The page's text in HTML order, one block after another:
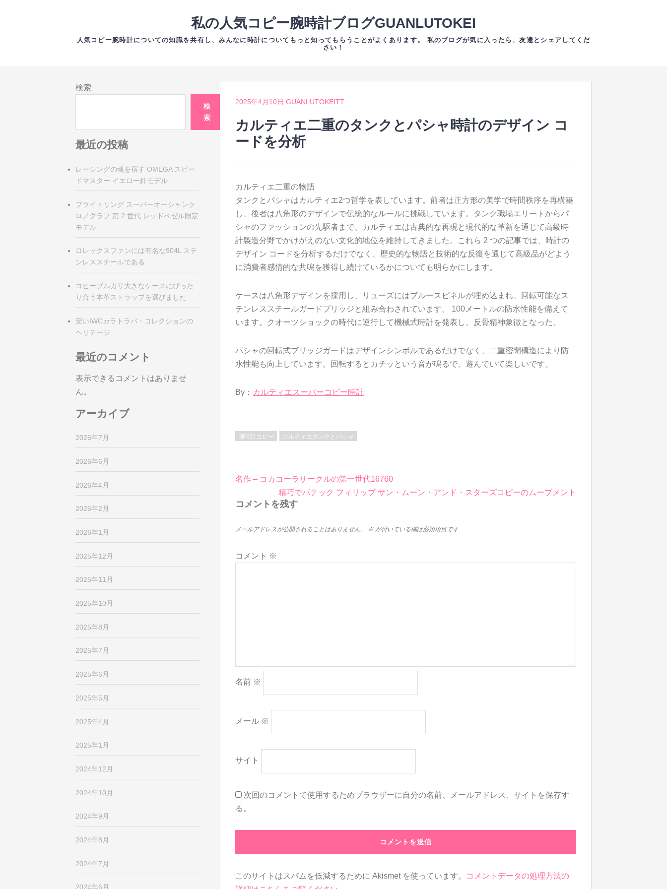
私の人気コピー腕時計ブログGUANLUTOKEI
人気コピー腕時計についての知識を共有し、みんなに時計についてもっと知ってもらうことがよくあります。 私のブログが気に入ったら、友達とシェアしてくだ
さい！
ン
へ
キ
プ
2025年4月10日 GUANLUTOKEITT
カルティエ二重のタンクとパシャ時計のデザイン コ
ードを分析
カルティエ二重の物語
タンクとパシャはカルティエ2つ哲学を表しています。前者は正方形の美学で時間秩序を再構築
し、後者は八角形のデザインで伝統的なルールに挑戦しています。タンク職場エリートからパ
シャのファッションの先駆者まで、カルティエは古典的な再現と現代的な革新を通じて高級時
計製造分野でかけがえのない文化的地位を維持してきました。これら 2 つの記事では、時計の
デザイン コードを分析するだけでなく、歴史的な物語と技術的な反復を通じて高級品がどよう
に消費者感情的な共鳴を獲得し続けているかについても明らかにします。
ケースは八角形デザインを採用し、リューズにはブルースピネルが埋め込まれ、回転可能なス
テンレススチールガードブリッジと組み合わされています。 100メートルの防水性能を備えて
います。クオーツショックの時代に逆行して機械式時計を発表し、反骨精神象徴となった。
パシャの回転式ブリッジガードはデザインシンボルであるだけでなく、二重密閉構造により防
水性能も向上しています。回転するとカチッという音が鳴るで、遊んでいて楽しいです。
By： カルティエスーパーコピー時計
腕時計コピー カルティエタンクとパシャ
投
ナ
ゲ
シ
ョ
名作 – コカコーラサークルの第一世代16760
精巧でパテック フィリップ サン・ムーン・アンド・スターズコピーのムーブメント
コメントを残す
メールアドレスが公開されることはありません。 ※ が付いている欄は必須項目です
コメント ※
名前 ※
メール ※
サイト
次回のコメントで使用するためブラウザーに自分の名前、メールアドレス、サイトを保存す
る。
このサイトはスパムを低減するために Akismet を使っています。
コメントデータの処理方法の
検索
検
索
最近の投稿
レーシングの魂を宿す OMEGA スピー
ドマスター イエロー針モデル
ブライトリング スーパーオーシャンク
ロノグラフ 第 2 世代 レッドベゼル限定
モデル
ロレックスファンには有名な904L ステ
ンレススチールである
コピーブルガリ大きなケースにぴった
り合う本革ストラップを選びました
安いIWCカラトラバ・コレクションの
ヘリテージ
最近のコメント
表示できるコメントはありませ
ん。
アーカイブ
2026年7月
2026年6月
2026年4月
2026年2月
2026年1月
2025年12月
2025年11月
2025年10月
2025年8月
2025年7月
2025年6月
2025年5月
2025年4月
2025年1月
2024年12月
2024年10月
2024年9月
2024年8月
2024年7月
2024年6月